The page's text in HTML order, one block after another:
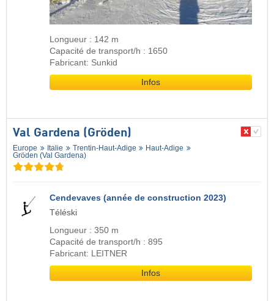
Longueur : 142 m
Capacité de transport/h : 1650
Fabricant: Sunkid
Infos
Val Gardena (Gröden)
Europe Italie Trentin-Haut-Adige
Haut-Adige
Gröden (Val Gardena)
Cendevaves (année de construction 2023)
Téléski
Longueur : 350 m
Capacité de transport/h : 895
Fabricant: LEITNER
Infos